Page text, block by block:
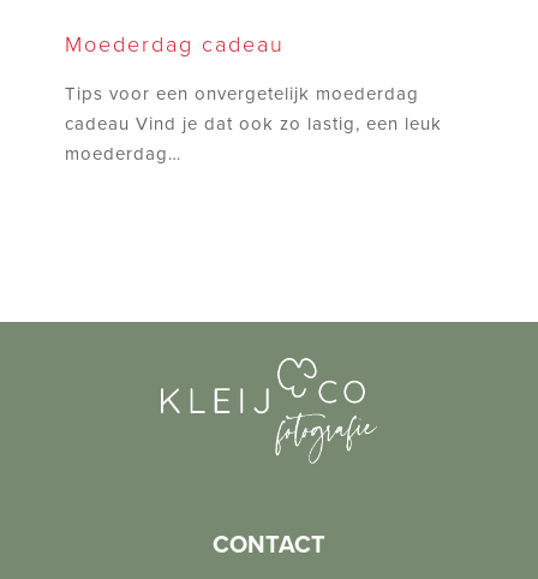
cadeauMoederdag cadeau
Tips voor een onvergetelijk moederdag
cadeau Vind je dat ook zo lastig, een leuk
moederdag…
CONTACT